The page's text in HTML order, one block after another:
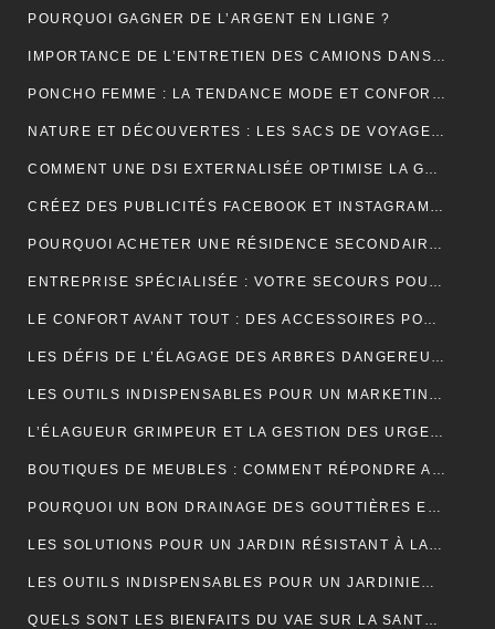
POURQUOI GAGNER DE L’ARGENT EN LIGNE ?
IMPORTANCE DE L’ENTRETIEN DES CAMIONS DANS LE MONDE DU TRANSPORT ROUTIER
PONCHO FEMME : LA TENDANCE MODE ET CONFORT POUR L’HIVER
NATURE ET DÉCOUVERTES : LES SACS DE VOYAGE À COMPRESSION POUR OPTIMISER CHAQUE AVENTURE
COMMENT UNE DSI EXTERNALISÉE OPTIMISE LA GESTION DE VOTRE SYSTÈME D’INFORMATION ?
CRÉEZ DES PUBLICITÉS FACEBOOK ET INSTAGRAM EFFICACES POUR VOTRE BUSINESS
POURQUOI ACHETER UNE RÉSIDENCE SECONDAIRE DANS LA STATION BALNÉAIRE DE PORTICCIO EN CORSE DU SUD, DANS LE GOLFE D’AJACCIO ?
ENTREPRISE SPÉCIALISÉE : VOTRE SECOURS POUR FACILITER VOTRE DÉMÉNAGEMENT
LE CONFORT AVANT TOUT : DES ACCESSOIRES POUR JOUER PENDANT DES HEURES
LES DÉFIS DE L’ÉLAGAGE DES ARBRES DANGEREUX EN MILIEU RÉSIDENTIEL
LES OUTILS INDISPENSABLES POUR UN MARKETING DIGITAL RÉUSSI
L’ÉLAGUEUR GRIMPEUR ET LA GESTION DES URGENCES SUR LES ARBRES DANGEREUX
BOUTIQUES DE MEUBLES : COMMENT RÉPONDRE AUX EXIGENCES DES CLIENTS POINTILLEUX ?
POURQUOI UN BON DRAINAGE DES GOUTTIÈRES EST ESSENTIEL POUR VOTRE MAISON ?
LES SOLUTIONS POUR UN JARDIN RÉSISTANT À LA SÉCHERESSE
LES OUTILS INDISPENSABLES POUR UN JARDINIER PROFESSIONNEL
QUELS SONT LES BIENFAITS DU VAE SUR LA SANTÉ ?